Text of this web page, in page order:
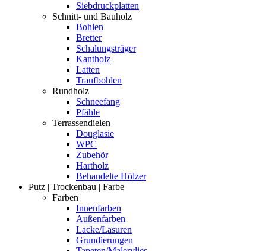
Siebdruckplatten
Schnitt- und Bauholz
Bohlen
Bretter
Schalungsträger
Kantholz
Latten
Traufbohlen
Rundholz
Schneefang
Pfähle
Terrassendielen
Douglasie
WPC
Zubehör
Hartholz
Behandelte Hölzer
Putz | Trockenbau | Farbe
Farben
Innenfarben
Außenfarben
Lacke/Lasuren
Grundierungen